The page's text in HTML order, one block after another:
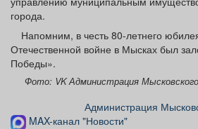
ТВ программа Я - пенсионер
города.
Напомним, в честь 80-летнего
Отечественной войне в Мысках был
Победы».
Фото: VK Администрация Мысковского
Администрация
MAX-канал "Новости"